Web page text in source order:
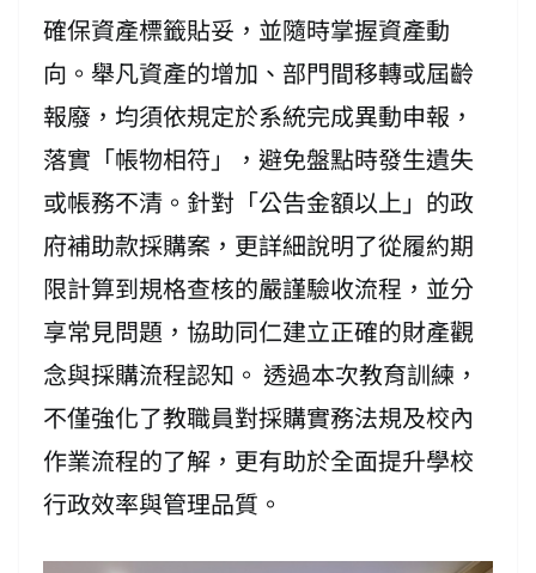
確保資產標籤貼妥，並隨時掌握資產動
向。舉凡資產的增加、部門間移轉或屆齡
報廢，均須依規定於系統完成異動申報，
落實「帳物相符」，避免盤點時發生遺失
或帳務不清。針對「公告金額以上」的政
府補助款採購案，更詳細說明了從履約期
限計算到規格查核的嚴謹驗收流程，並分
享常見問題，協助同仁建立正確的財產觀
念與採購流程認知。 透過本次教育訓練，
不僅強化了教職員對採購實務法規及校內
作業流程的了解，更有助於全面提升學校
行政效率與管理品質。